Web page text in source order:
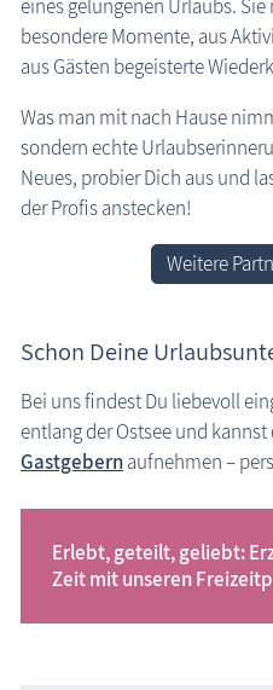
eines gelungenen Urlaubs.
besondere Momente, aus
aus Gästen begeisterte
Was man mit nach Hause
sondern echte
Neues, probier Dich aus und
der Profis anstecken!
Weitere
Schon Deine
Bei uns findest Du liebevoll
entlang der Ostsee und
Gastgebernaufnehmen –
Erlebt, geteilt, geliebt:
Zeit mit unseren